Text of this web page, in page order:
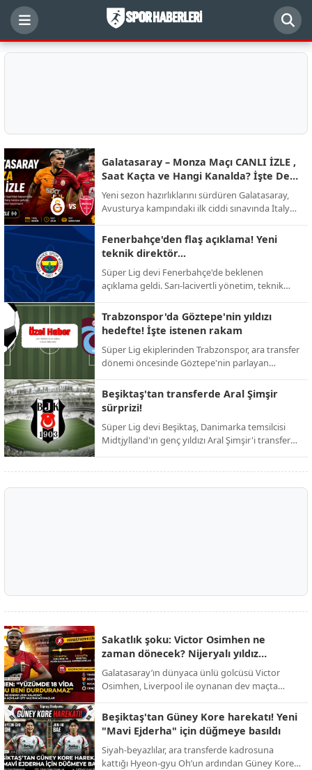
Galatasaray – Monza Maçı CANLI İZLE ,
Saat Kaçta ve Hangi Kanalda? İşte Dev
Randevunun Detayları
Yeni sezon hazırlıklarını sürdüren Galatasaray,
Avusturya kampındaki ilk ciddi sınavında İtalyan
Futbolseverlerin merakla beklediği kritik hazırlık
mücadelesinin yayın kanalı, başlama saati ve
muhtemel kadro detayları netleşti.
Fenerbahçe'den flaş açıklama! Yeni
teknik direktör...
Süper Lig devi Fenerbahçe'de beklenen
açıklama geldi. Sarı-lacivertli yönetim, teknik
ardından resmi duyuruyu yaptı. Taraftarların
günlerdir merakla beklediği isim netleşti.
Trabzonspor'da Göztepe'nin yıldızı
hedefte! İşte istenen rakam
Süper Lig ekiplerinden Trabzonspor, ara transfer
dönemi öncesinde Göztepe'nin parlayan
Bordo-mavili yönetimin, iddialı bir kadro kurma
hedefi doğrultusunda girişimlerini hızlandırdığı
öğrenildi.
Beşiktaş'tan transferde Aral Şimşir
sürprizi!
Süper Lig devi Beşiktaş, Danimarka temsilcisi
Midtjylland'ın genç yıldızı Aral Şimşir'i transfer
Sakatlık şoku: Victor Osimhen ne
zaman dönecek? Nijeryalı yıldız
sessizliğini bozdu!
Galatasaray’ın dünyaca ünlü golcüsü Victor
Osimhen, Liverpool ile oynanan dev maçta
konuştu. Yıldız oyuncu, sahalardan uzak
kalacağı süreyi bizzat açıkladı.
Beşiktaş'tan Güney Kore harekatı! Yeni
"Mavi Ejderha" için düğmeye basıldı
Siyah-beyazlılar, ara transferde kadrosuna
kattığı Hyeon-gyu Oh’un ardından Güney Kore